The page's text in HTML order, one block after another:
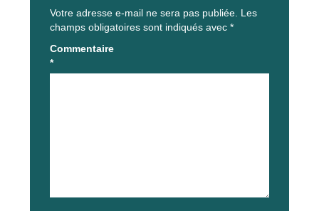
Votre adresse e-mail ne sera pas publiée. Les
champs obligatoires sont indiqués avec *
Commentaire
*